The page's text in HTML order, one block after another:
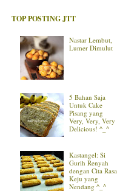
TOP POSTING JTT
Nastar Lembut,
Lumer Dimulut
5 Bahan Saja
Untuk Cake
Pisang yang
Very, Very, Very
Delicious! ^_^
Kastangel: Si
Gurih Renyah
dengan Cita Rasa
Keju yang
Nendang ^_^